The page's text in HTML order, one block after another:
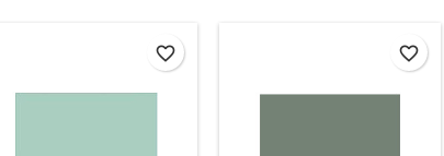
favorite_border favorite_border